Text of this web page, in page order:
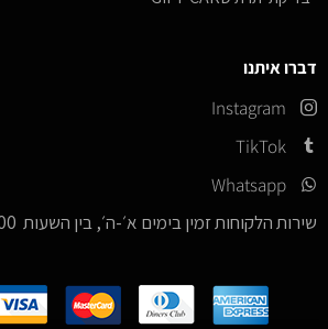
דברו איתנו
Instagram
TikTok
Whatsapp
שירות הלקוחות זמין בימים א׳-ה׳, בין השעות 10:00-17:00